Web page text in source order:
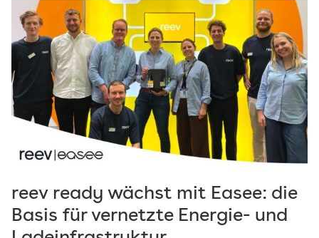
reev ready wächst mit Easee: die
Basis für vernetzte Energie- und